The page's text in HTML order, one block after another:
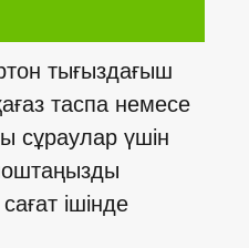
тығыздағыш
таспа немесе
сұраулар үшін
ішінде